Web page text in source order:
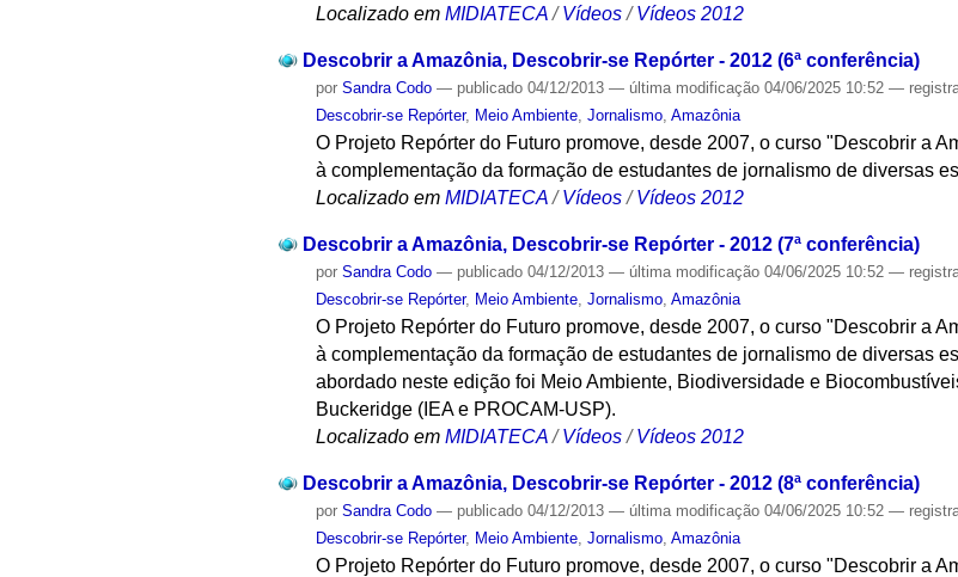
Localizado em MIDIATECA /Vídeos /Vídeos 2012
Descobrir a Amazônia, Descobrir-se Repórter - 2012 (6ª conferência)
porSandra Codo — publicado 04/12/2013— última modificação 04/06/2025 10:52—
Descobrir-se Repórter, Meio Ambiente,Jornalismo,Amazônia
O Projeto Repórter do Futuro promove, desde 2007, o curso "Descobrir a
à complementação da formação de estudantes de jornalismo de diversas
Localizado em MIDIATECA /Vídeos /Vídeos 2012
Descobrir a Amazônia, Descobrir-se Repórter - 2012 (7ª conferência)
porSandra Codo — publicado 04/12/2013— última modificação 04/06/2025 10:52—
Descobrir-se Repórter, Meio Ambiente ,Jornalismo ,Amazônia
O Projeto Repórter do Futuro promove, desde 2007, o curso "Descobrir a
à complementação da formação de estudantes de jornalismo de diversas
abordado neste edição foi Meio Ambiente, Biodiversidade e
Buckeridge (IEA e PROCAM-USP).
Localizado em MIDIATECA /Vídeos /Vídeos 2012
Descobrir a Amazônia, Descobrir-se Repórter - 2012 (8ª conferência)
porSandra Codo — publicado 04/12/2013— última modificação 04/06/2025 10:52—
Descobrir-se Repórter, Meio Ambiente ,Jornalismo ,Amazônia
O Projeto Repórter do Futuro promove, desde 2007, o curso "Descobrir a